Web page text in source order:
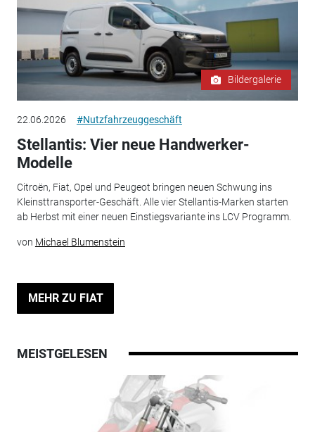
Bildergalerie
22.06.2026 #Nutzfahrzeuggeschäft
Stellantis: Vier neue Handwerker-
Modelle
Citroën, Fiat, Opel und Peugeot bringen neuen Schwung ins
Kleinsttransporter-Geschäft. Alle vier Stellantis-Marken starten
ab Herbst mit einer neuen Einstiegsvariante ins LCV Programm.
von Michael Blumenstein
MEHR ZU FIAT
MEISTGELESEN